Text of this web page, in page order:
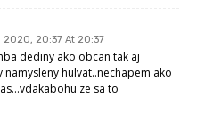
2020, 20:37 At 20:37
dediny ako obcan tak aj
hulvat..nechapem ako
ze sa to